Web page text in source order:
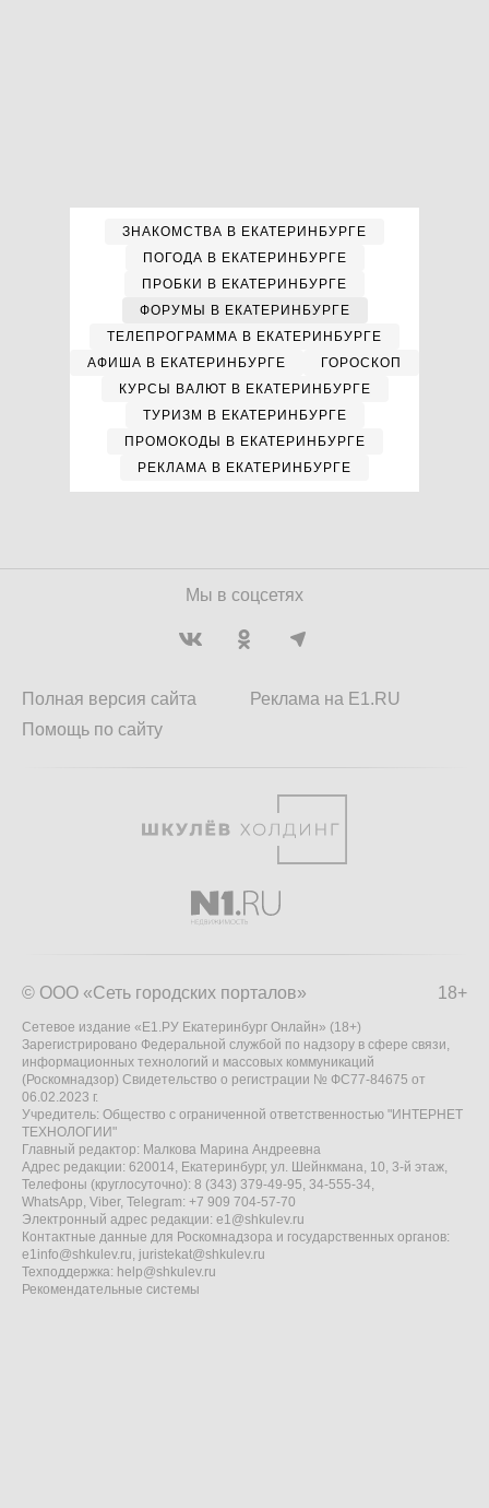
ЗНАКОМСТВА В ЕКАТЕРИНБУРГЕ
ПОГОДА В ЕКАТЕРИНБУРГЕ
ПРОБКИ В ЕКАТЕРИНБУРГЕ
ФОРУМЫ В ЕКАТЕРИНБУРГЕ
ТЕЛЕПРОГРАММА В ЕКАТЕРИНБУРГЕ
АФИША В ЕКАТЕРИНБУРГЕ
ГОРОСКОП
КУРСЫ ВАЛЮТ В ЕКАТЕРИНБУРГЕ
ТУРИЗМ В ЕКАТЕРИНБУРГЕ
ПРОМОКОДЫ В ЕКАТЕРИНБУРГЕ
РЕКЛАМА В ЕКАТЕРИНБУРГЕ
Мы в соцсетях
Полная версия сайта
Помощь по сайту
Реклама на E1.RU
18+
© ООО «Сеть городских порталов»
Сетевое издание «Е1.РУ Екатеринбург Онлайн» (18+)
Зарегистрировано Федеральной службой по надзору в сфере связи,
информационных технологий и массовых коммуникаций
(Роскомнадзор) Свидетельство о регистрации № ФС77-84675 от
06.02.2023 г.
Учредитель: Общество с ограниченной ответственностью "ИНТЕРНЕТ
ТЕХНОЛОГИИ"
Главный редактор: Малкова Марина Андреевна
Адрес редакции: 620014, Екатеринбург, ул. Шейнкмана, 10, 3-й этаж,
Телефоны (круглосуточно): 8 (343) 379-49-95, 34-555-34,
WhatsApp, Viber, Telegram: +7 909 704-57-70
Электронный адрес редакции: e1@shkulev.ru
Контактные данные для Роскомнадзора и государственных органов:
e1info@shkulev.ru, juristekat@shkulev.ru
Техподдержка: help@shkulev.ru
Рекомендательные системы